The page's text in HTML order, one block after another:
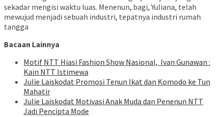
sekadar mengisi waktu luas. Menenun, bagi, Yuliana, telah
mewujud menjadi sebuah industri, tepatnya industri rumah
tangga
Bacaan Lainnya
Motif NTT Hiasi Fashion Show Nasional, Ivan Gunawan :
Kain NTT Istimewa
Julie Laiskodat Promosi Tenun Ikat dan Komodo ke Tun
Mahatir
Julie Laiskodat Motivasi Anak Muda dan Penenun NTT
Jadi Pencipta Mode